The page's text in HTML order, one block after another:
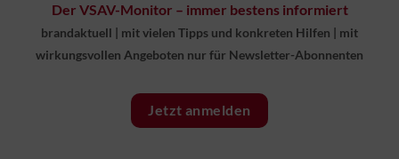
Der VSAV-Monitor – immer bestens informiert
brandaktuell | mit vielen Tipps und konkreten Hilfen | mit
wirkungsvollen Angeboten nur für Newsletter-Abonnenten
Jetzt anmelden